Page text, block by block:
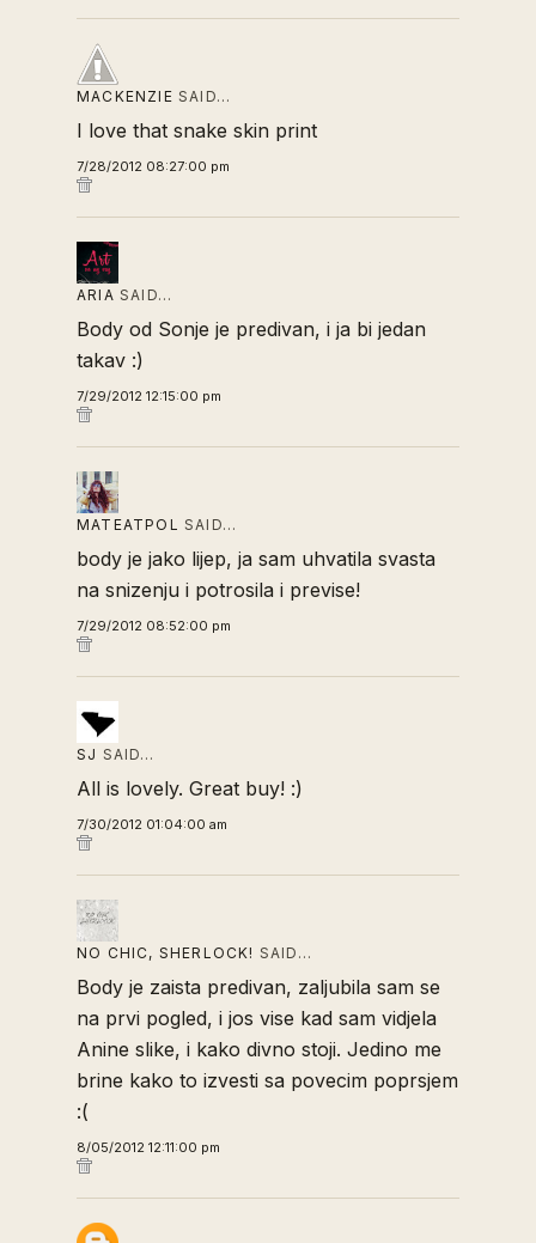
MACKENZIE SAID…
I love that snake skin print
7/28/2012 08:27:00 pm
ARIA SAID…
Body od Sonje je predivan, i ja bi jedan
takav :)
7/29/2012 12:15:00 pm
MATEATPOL SAID…
body je jako lijep, ja sam uhvatila svasta
na snizenju i potrosila i previse!
7/29/2012 08:52:00 pm
SJ SAID…
All is lovely. Great buy! :)
7/30/2012 01:04:00 am
NO CHIC, SHERLOCK! SAID…
Body je zaista predivan, zaljubila sam se
na prvi pogled, i jos vise kad sam vidjela
Anine slike, i kako divno stoji. Jedino me
brine kako to izvesti sa povecim poprsjem
:(
8/05/2012 12:11:00 pm